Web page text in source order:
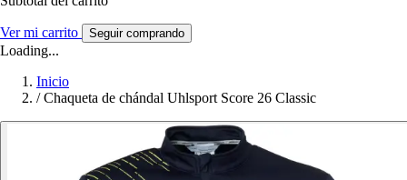
Ver mi carrito Seguir comprando
Loading...
Inicio
/ Chaqueta de chándal Uhlsport Score 26 Classic